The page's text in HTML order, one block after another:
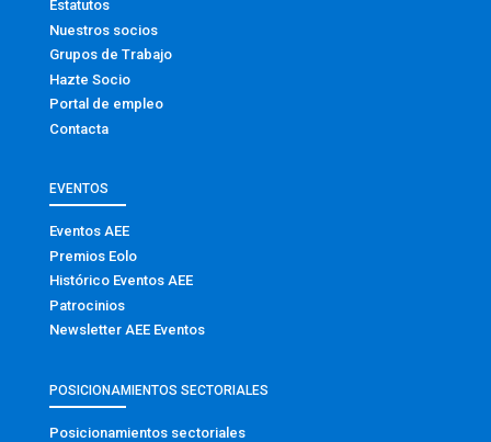
Estatutos
Nuestros socios
Grupos de Trabajo
Hazte Socio
Portal de empleo
Contacta
EVENTOS
Eventos AEE
Premios Eolo
Histórico Eventos AEE
Patrocinios
Newsletter AEE Eventos
POSICIONAMIENTOS SECTORIALES
Posicionamientos sectoriales